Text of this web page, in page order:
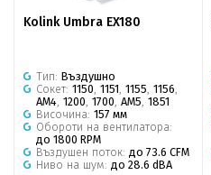
Kolink Umbra EX180
Тип: Въздушно
Сокет: 1150 1151 1155 1156
AM4 1200 1700 AM5 1851
Височина: 157 мм
Обороти на вентилатора:
до 1800 RPM
Въздушен поток: до 73.6 CFM
Ниво на шум: до 28.6 dBA